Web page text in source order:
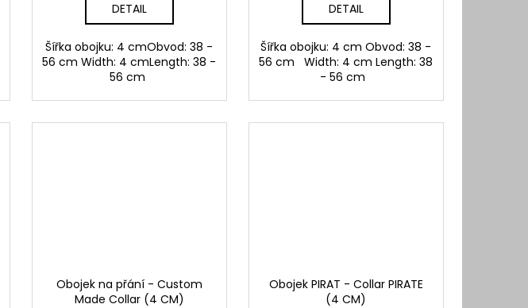
DETAIL
Šířka obojku: 4 cmObvod: 38 -
56 cm Width: 4 cmLength: 38 -
56 cm
DETAIL
Šířka obojku: 4 cm Obvod: 38 -
56 cm Width: 4 cm Length: 38
- 56 cm
Obojek na přání - Custom
Made Collar (4 CM)
Obojek PIRAT - Collar PIRATE
(4 CM)